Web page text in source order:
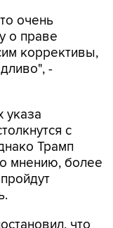
очень
о праве
коррективы,
-
указа
с
Трамп
мнению, более
что